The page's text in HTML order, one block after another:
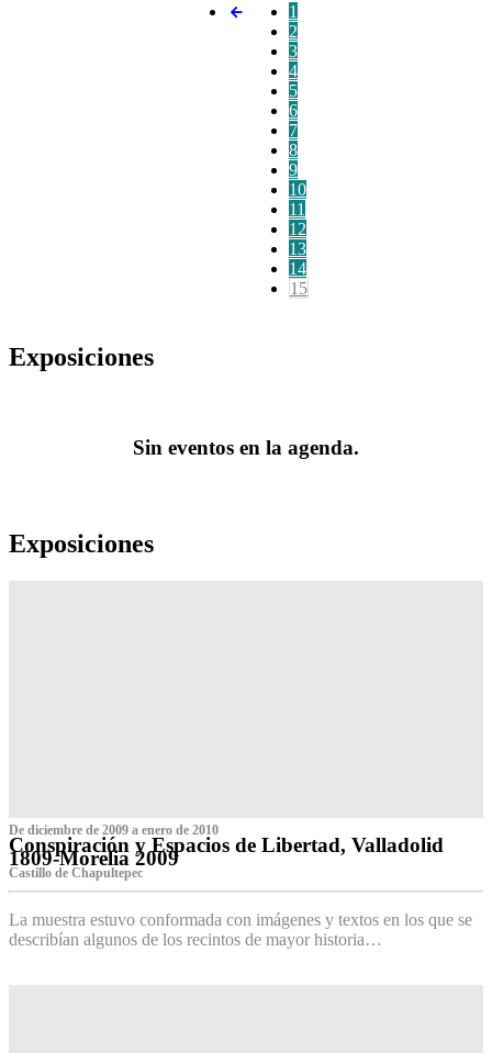
1
2
3
4
5
6
7
8
9
10
11
12
13
14
15
Exposiciones
Sin eventos en la agenda.
Exposiciones
De diciembre de 2009 a enero de 2010
Conspiración y Espacios de Libertad, Valladolid
1809-Morelia 2009
Castillo de Chapultepec
La muestra estuvo conformada con imágenes y textos en los que se
describían algunos de los recintos de mayor historia…